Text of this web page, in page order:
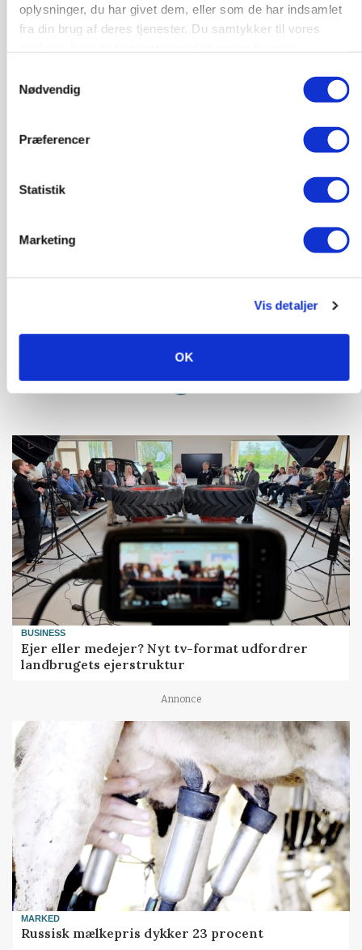
oplysninger, du har givet dem, eller som de har indsamlet
fra din brug af deres tjenester. Du samtykker til vores
Nødvendig
Præferencer
Statistik
Marketing
Vis detaljer
OK
LEDER
Kun landbruget selv kan beslutte, om man vil
Prisgab på 20 kroner pr. kg vokser: Polsk kylling
Annonce
Loading...
BUSINESS
Ejer eller medejer? Nyt tv-format udfordrer
landbrugets ejerstruktur
Annonce
MARKED
Russisk mælkepris dykker 23 procent